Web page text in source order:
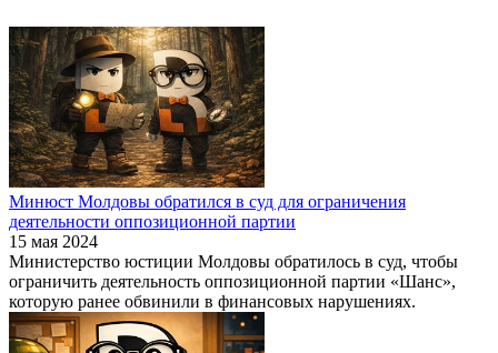
Минюст Молдовы обратился в суд для ограничения
деятельности оппозиционной партии
15 мая 2024
Министерство юстиции Молдовы обратилось в суд, чтобы
ограничить деятельность оппозиционной партии «Шанс»,
которую ранее обвинили в финансовых нарушениях.